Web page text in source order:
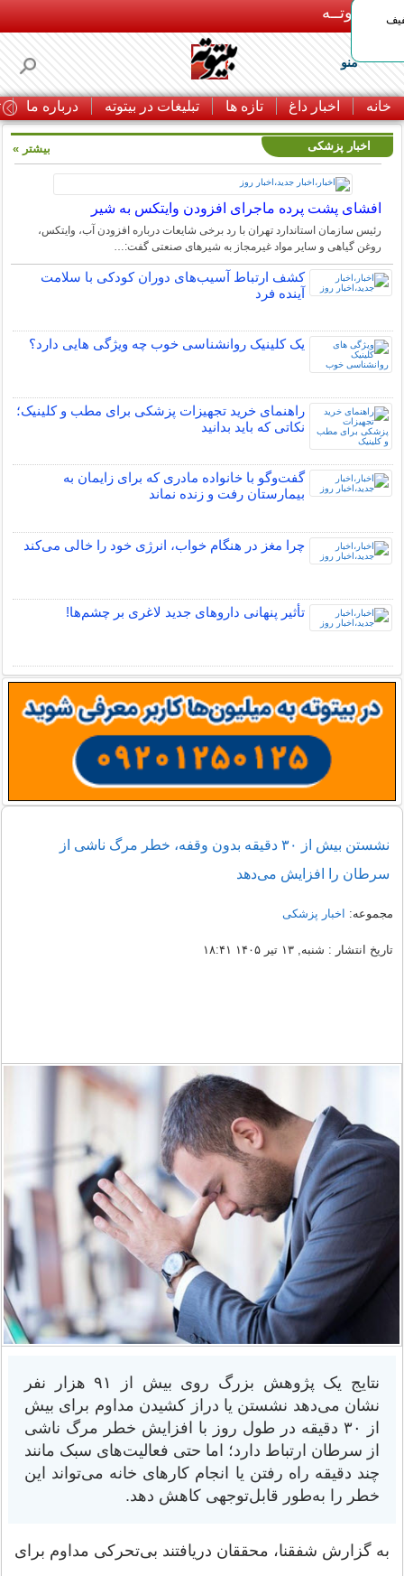
بـیتوتــه
منو
خانه اخبار داغ تازه ها تبلیغات در بیتوته درباره ما
50% تخفیف
اخبار پزشکی
افشای پشت پرده ماجرای افزودن وایتکس به شیر
رئیس سازمان استاندارد تهران با رد برخی شایعات درباره افزودن آب، وایتکس،
روغن گیاهی و سایر مواد غیرمجاز به شیرهای صنعتی گفت:…
کشف ارتباط آسیب‌های دوران کودکی با سلامت
آینده فرد
یک کلینیک روانشناسی خوب چه ویژگی هایی دارد؟
راهنمای خرید تجهیزات پزشکی برای مطب و کلینیک؛
نکاتی که باید بدانید
گفت‌وگو با خانواده مادری که برای زایمان به
بیمارستان رفت و زنده نماند
چرا مغز در هنگام خواب، انرژی خود را خالی می‌کند
تأثیر پنهانی داروهای جدید لاغری بر چشم‌ها!
بیشتر »
نشستن بیش از ۳۰ دقیقه بدون وقفه، خطر مرگ ناشی از
سرطان را افزایش می‌دهد
مجموعه: اخبار پزشکی
تاریخ انتشار : شنبه, ۱۳ تیر ۱۴۰۵ ۱۸:۴۱
نتایج یک پژوهش بزرگ روی بیش از ۹۱ هزار نفر
نشان می‌دهد نشستن یا دراز کشیدن مداوم برای بیش
از ۳۰ دقیقه در طول روز با افزایش خطر مرگ ناشی
از سرطان ارتباط دارد؛ اما حتی فعالیت‌های سبک مانند
چند دقیقه راه رفتن یا انجام کارهای خانه می‌تواند این
خطر را به‌طور قابل‌توجهی کاهش دهد.
به گزارش شفقنا، محققان دریافتند بی‌تحرکی مداوم برای